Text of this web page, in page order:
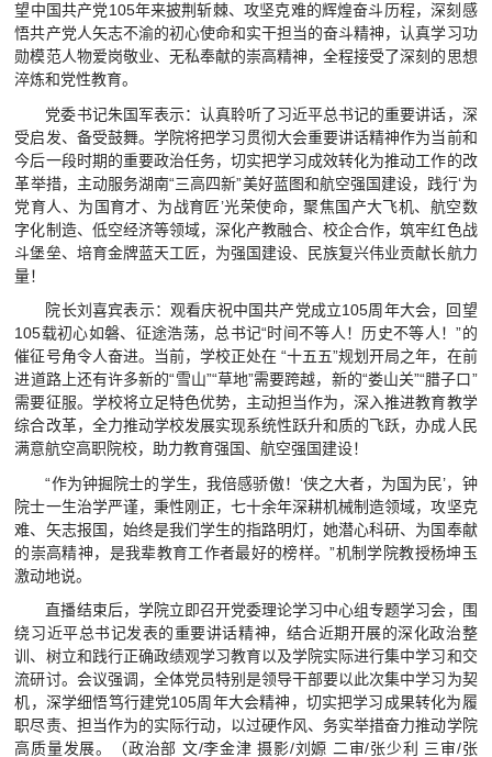
望中国共产党105年来披荆斩棘、攻坚克难的辉煌奋斗历程，深刻感
悟共产党人矢志不渝的初心使命和实干担当的奋斗精神，认真学习功
勋模范人物爱岗敬业、无私奉献的崇高精神，全程接受了深刻的思想
淬炼和党性教育。
党委书记朱国军表示：认真聆听了习近平总书记的重要讲话，深
受启发、备受鼓舞。学院将把学习贯彻大会重要讲话精神作为当前和
今后一段时期的重要政治任务，切实把学习成效转化为推动工作的改
革举措，主动服务湖南“三高四新”美好蓝图和航空强国建设，践行‘为
党育人、为国育才、为战育匠’光荣使命，聚焦国产大飞机、航空数
字化制造、低空经济等领域，深化产教融合、校企合作，筑牢红色战
斗堡垒、培育金牌蓝天工匠，为强国建设、民族复兴伟业贡献长航力
量！
院长刘喜宾表示：观看庆祝中国共产党成立105周年大会，回望
105载初心如磐、征途浩荡，总书记“时间不等人！历史不等人！”的
催征号角令人奋进。当前，学校正处在 “十五五”规划开局之年，在前
进道路上还有许多新的“雪山”“草地”需要跨越，新的“娄山关”“腊子口”
需要征服。学校将立足特色优势，主动担当作为，深入推进教育教学
综合改革，全力推动学校发展实现系统性跃升和质的飞跃，办成人民
满意航空高职院校，助力教育强国、航空强国建设！
“作为钟掘院士的学生，我倍感骄傲！‘侠之大者，为国为民’，钟
院士一生治学严谨，秉性刚正，七十余年深耕机械制造领域，攻坚克
难、矢志报国，始终是我们学生的指路明灯，她潜心科研、为国奉献
的崇高精神，是我辈教育工作者最好的榜样。”机制学院教授杨坤玉
激动地说。
直播结束后，学院立即召开党委理论学习中心组专题学习会，围
绕习近平总书记发表的重要讲话精神，结合近期开展的深化政治整
训、树立和践行正确政绩观学习教育以及学院实际进行集中学习和交
流研讨。会议强调，全体党员特别是领导干部要以此次集中学习为契
机，深学细悟笃行建党105周年大会精神，切实把学习成果转化为履
职尽责、担当作为的实际行动，以过硬作风、务实举措奋力推动学院
高质量发展。（政治部 文/李金津 摄影/刘嫄 二审/张少利 三审/张